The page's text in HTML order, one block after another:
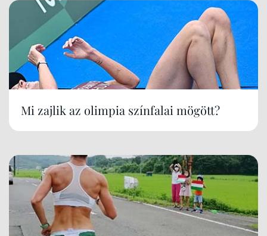
Mi zajlik az olimpia színfalai mögött?